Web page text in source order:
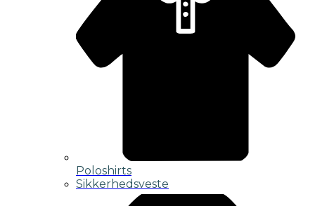
Poloshirts
Sikkerhedsveste